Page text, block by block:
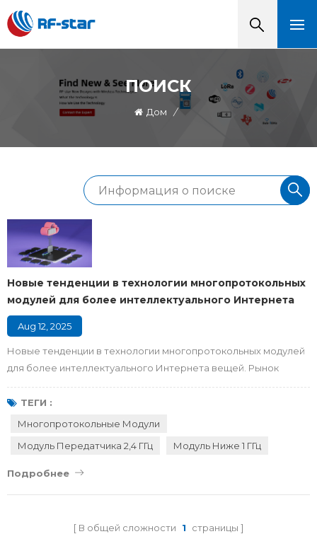
ПОИСК
Дом /
Новые тенденции в технологии многопротокольных
модулей для более интеллектуального Интернета
вещей.
Aug 12, 2025
Новые тенденции в технологии многопротокольных модулей
для более интеллектуального Интернета вещей. Рынок
многопротокольных модулей значительно вырастет в 2025
году. Этот рост обусловлен новыми технологическими
партнерствами и новыми продуктами. Некоторые важные
Системы на кристалле (SoC), небольшие модули с
поддержкой Zigbee и BLE, а также па...
ТЕГИ :
Многопротокольные Модули
Модуль Передатчика 2,4 ГГц
Модуль Ниже 1 ГГц
Подробнее
В общей сложности 1 страницы